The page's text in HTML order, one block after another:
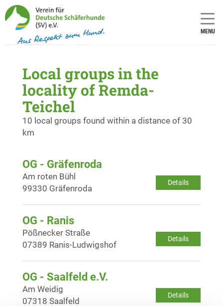
MENU
Local groups in the
locality of Remda-
Teichel
10 local groups found within a distance of 30
km
OG - Gräfenroda
Details
Am roten Bühl
99330 Gräfenroda
OG - Ranis
Details
Pößnecker Straße
07389 Ranis-Ludwigshof
OG - Saalfeld e.V.
Details
Am Weidig
07318 Saalfeld